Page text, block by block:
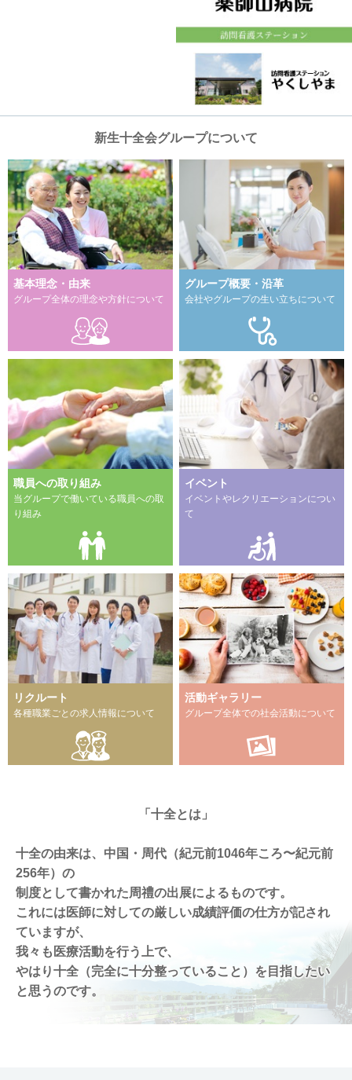
新生十全会グループについて
基本理念・由来
グループ全体の理念や方針について
グループ概要・沿革
会社やグループの生い立ちについて
職員への取り組み
当グループで働いている職員への取
り組み
イベント
イベントやレクリエーションについ
て
リクルート
各種職業ごとの求人情報について
活動ギャラリー
グループ全体での社会活動について
「十全とは」
十全の由来は、中国・周代（紀元前1046年ころ〜紀元前
256年）の
制度として書かれた周禮の出展によるものです。
これには医師に対しての厳しい成績評価の仕方が記され
ていますが、
我々も医療活動を行う上で、
やはり十全（完全に十分整っていること）を目指したい
と思うのです。